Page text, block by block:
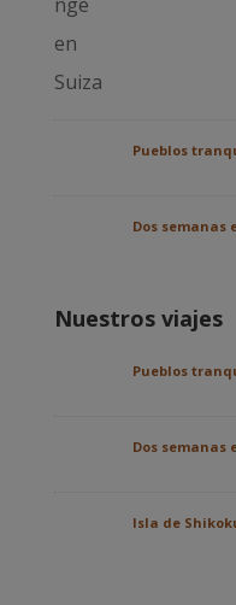
Pueblos
Dos semanas
Nuestros viajes
Pueblos
Dos semanas
Isla de